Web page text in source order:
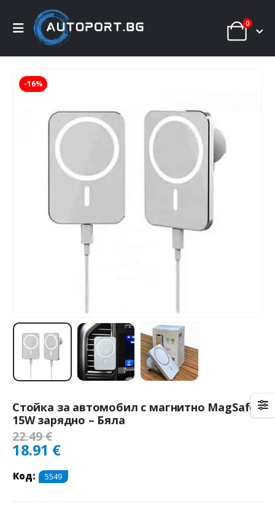
0
-16%
Стойка за автомобил с магнитно MagSafe
15W зарядно – Бяла
22.49€
18.91 €
Код: 5549